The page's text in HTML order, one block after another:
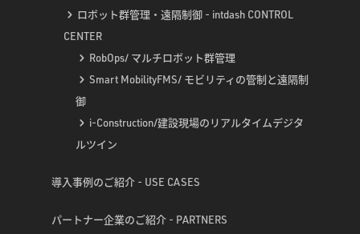
ロボット群管理・遠隔制御 - intdash CONTROL
CENTER
RobOps/ マルチロボット群管理
Smart MobilityFMS/ モビリティの管制と遠隔制
御
i-Construction/建設現場のリアルタイムデジタ
ルツイン
導入事例のご紹介 - USE CASES
パートナー企業のご紹介 - PARTNERS